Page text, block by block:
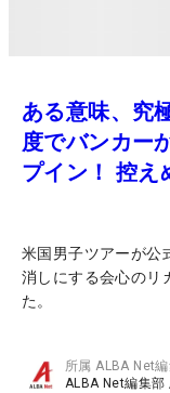
ある意味、究
度でバンカー
プイン！ 控え
米国男子ツアーが公
消しにする会心のリ
た。
所属ALBA Net
ALBA Net編集部